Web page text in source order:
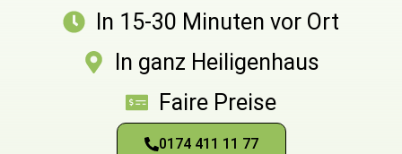
In 15-30 Minuten vor Ort
In ganz Heiligenhaus
Faire Preise
0174 411 11 77